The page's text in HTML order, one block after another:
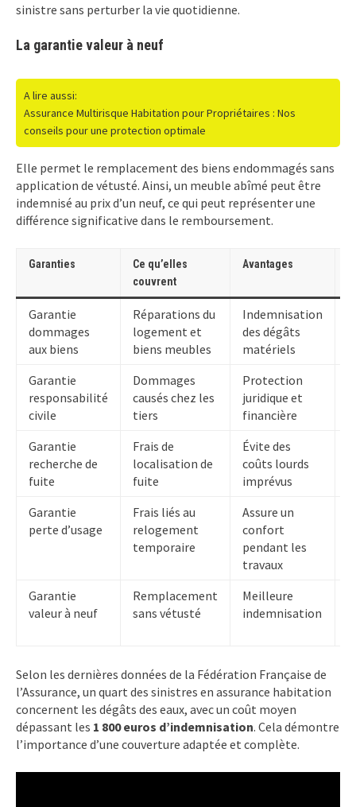
sinistre sans perturber la vie quotidienne.
La garantie valeur à neuf
A lire aussi:
Assurance Multirisque Habitation pour Propriétaires : Nos
conseils pour une protection optimale
Elle permet le remplacement des biens endommagés sans
application de vétusté. Ainsi, un meuble abîmé peut être
indemnisé au prix d’un neuf, ce qui peut représenter une
différence significative dans le remboursement.
Garanties
Ce qu’elles
couvrent
Avantages
Garantie
dommages
aux biens
Réparations du
logement et
biens meubles
Indemnisation
des dégâts
matériels
Garantie
responsabilité
civile
Dommages
causés chez les
tiers
Protection
juridique et
financière
Garantie
recherche de
fuite
Frais de
localisation de
fuite
Évite des
coûts lourds
imprévus
Garantie
perte d’usage
Frais liés au
relogement
temporaire
Assure un
confort
pendant les
travaux
Garantie
valeur à neuf
Remplacement
sans vétusté
Meilleure
indemnisation
Selon les dernières données de la Fédération Française de
l’Assurance, un quart des sinistres en assurance habitation
concernent les dégâts des eaux, avec un coût moyen
dépassant les 1 800 euros d’indemnisation. Cela démontre
l’importance d’une couverture adaptée et complète.